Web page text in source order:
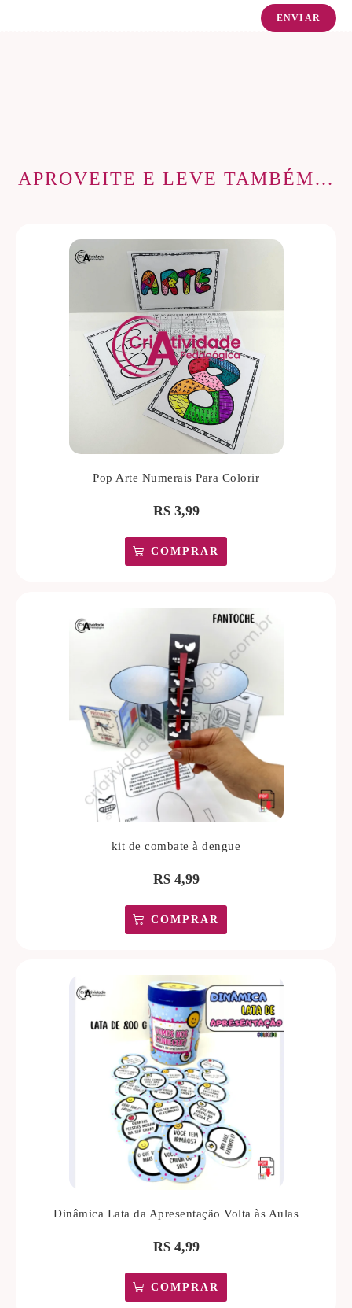
APROVEITE E LEVE TAMBÉM…
Pop Arte Numerais Para Colorir
R$3,99
COMPRAR
kit de combate à dengue
R$4,99
COMPRAR
Dinâmica Lata da Apresentação Volta às Aulas
R$4,99
COMPRAR